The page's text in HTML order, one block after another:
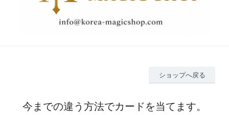
ショップへ戻る
今までの違う方法でカードを当てます。